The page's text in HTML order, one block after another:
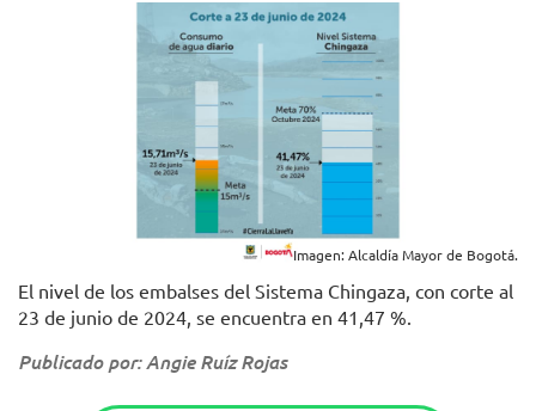
Imagen: Alcaldía Mayor de Bogotá.
El nivel de los embalses del Sistema Chingaza, con corte al
23 de junio de 2024, se encuentra en 41,47 %.
Publicado por: Angie Ruíz Rojas